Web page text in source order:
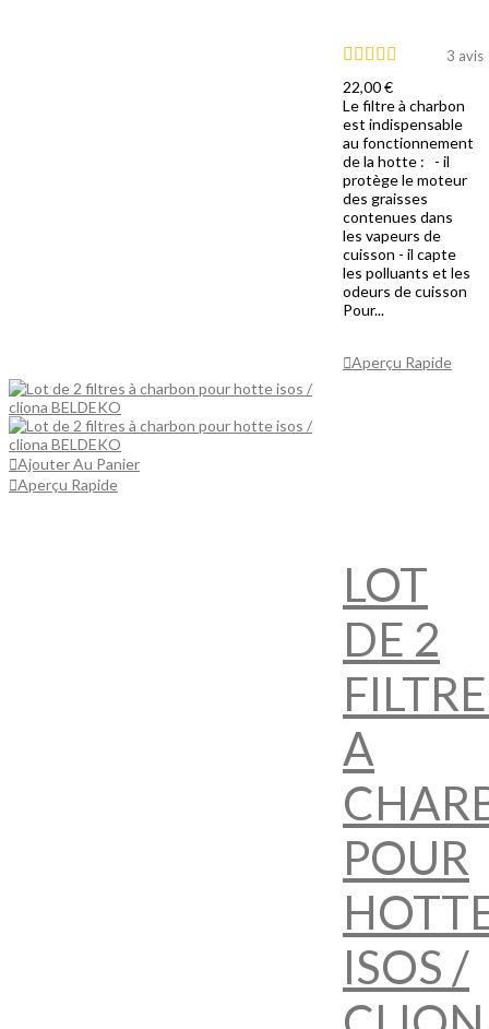
3 avis
22,00 €
Le filtre à charbon
est indispensable
au fonctionnement
de la hotte : - il
protège le moteur
des graisses
contenues dans
les vapeurs de
cuisson - il capte
les polluants et les
odeurs de cuisson
Pour...
Aperçu Rapide
Ajouter Au Panier
Aperçu Rapide
LOT
DE 2
A
POUR
ISOS /